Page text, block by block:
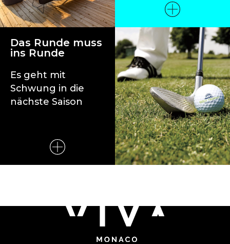
Das Runde muss
ins Runde
Es geht mit
Schwung in die
nächste Saison